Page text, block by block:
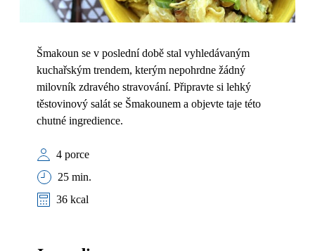
Šmakoun se v poslední době stal vyhledávaným
kuchařským trendem, kterým nepohrdne žádný
milovník zdravého stravování. Připravte si lehký
těstovinový salát se Šmakounem a objevte taje této
chutné ingredience.
4 porce
25 min.
36 kcal